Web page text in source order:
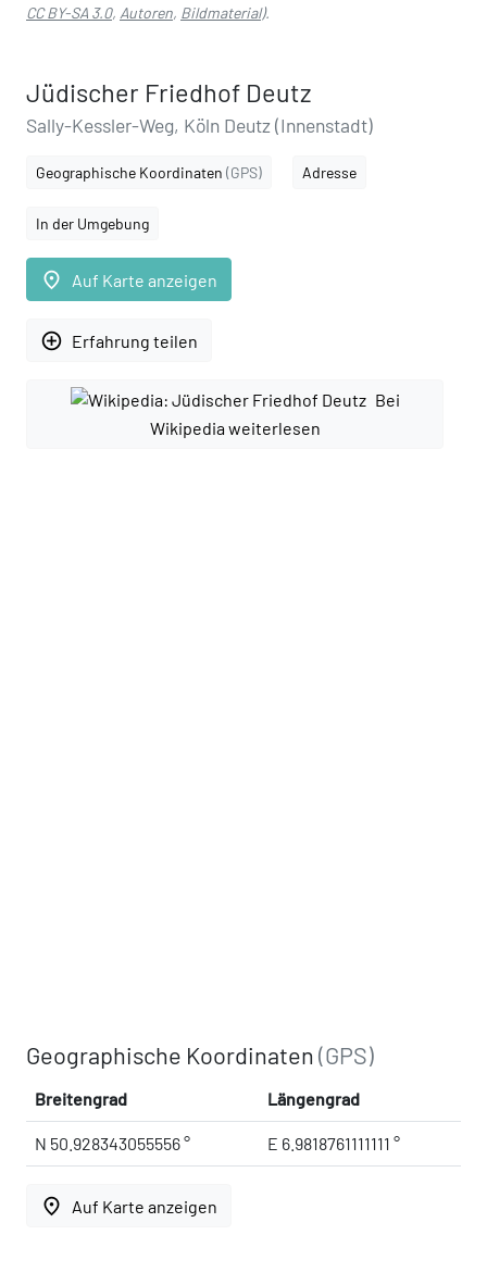
CC BY-SA 3.0, Autoren, Bildmaterial).
Jüdischer Friedhof Deutz
Sally-Kessler-Weg, Köln Deutz (Innenstadt)
Geographische Koordinaten (GPS) Adresse
In der Umgebung
place Auf Karte anzeigen
add_circle_outline Erfahrung teilen
Bei
Wikipedia weiterlesen
Geographische Koordinaten(GPS)
Breitengrad Längengrad
N 50.928343055556 ° E 6.9818761111111 °
place Auf Karte anzeigen